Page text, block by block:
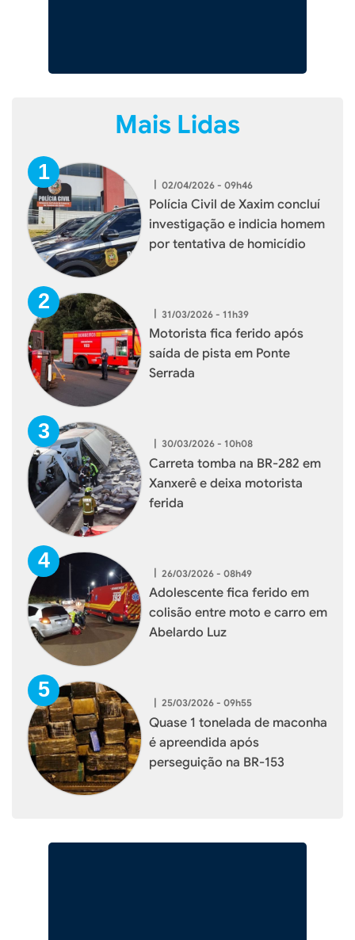
Mais Lidas
| 02/04/2026 - 09h46
Polícia Civil de Xaxim concluí
investigação e indicia homem
por tentativa de homicídio
31/03/2026 - 11h39
Motorista fica ferido após
saída de pista em Ponte
Serrada
| 30/03/2026 - 10h08
Carreta tomba na BR-282 em
Xanxerê e deixa motorista
ferida
| 26/03/2026 - 08h49
Adolescente fica ferido em
colisão entre moto e carro em
Abelardo Luz
| 25/03/2026 - 09h55
Quase 1 tonelada de maconha
é apreendida após
perseguição na BR-153